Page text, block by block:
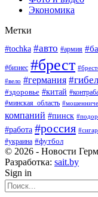
Экономика
Метки
#tochka #авто #армия
#бизнес #брест
#вело #германия
#здоровье #китай
#минская_область
компаний #пинск
#работа #россия
#украина #футбол
© 2026 - Новости
Разработка: sait.by
Sign in